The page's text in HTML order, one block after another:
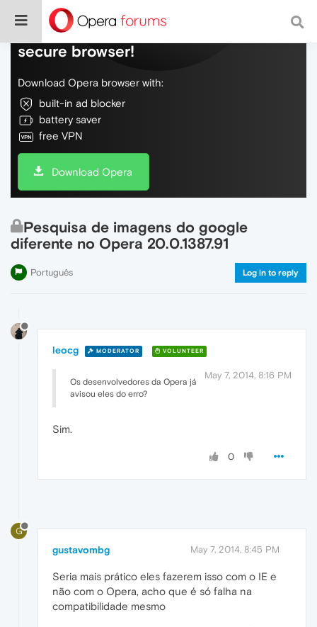
Do more on the web, with a fast and
secure browser!
Download Opera browser with:
built-in ad blocker
battery saver
free VPN
Download Opera
Pesquisa de imagens do google
diferente no Opera 20.0.1387.91
Português Log in to reply
leocg MODERATOR VOLUNTEER
May 7, 2014, 8:16 PM
Os desenvolvedores da Opera já
avisou eles do erro?
Sim.
0
G
gustavombg May 7, 2014, 8:45 PM
Seria mais prático eles fazerem isso com o IE e
não com o Opera, acho que é só falha na
compatibilidade mesmo